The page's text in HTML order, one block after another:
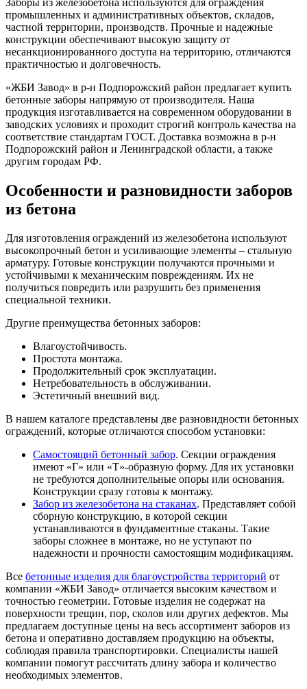
Заборы из железобетона используются для ограждения
промышленных и административных объектов, складов,
частной территории, производств. Прочные и надежные
конструкции обеспечивают высокую защиту от
несанкционированного доступа на территорию, отличаются
практичностью и долговечность.
«ЖБИ Завод» в р-н Подпорожский район предлагает купить
бетонные заборы напрямую от производителя. Наша
продукция изготавливается на современном оборудовании в
заводских условиях и проходит строгий контроль качества на
соответствие стандартам ГОСТ. Доставка возможна в р-н
Подпорожский район и Ленинградской области, а также
другим городам РФ.
Особенности и разновидности заборов
из бетона
Для изготовления ограждений из железобетона используют
высокопрочный бетон и усиливающие элементы – стальную
арматуру. Готовые конструкции получаются прочными и
устойчивыми к механическим повреждениям. Их не
получиться повредить или разрушить без применения
специальной техники.
Другие преимущества бетонных заборов:
Влагоустойчивость.
Простота монтажа.
Продолжительный срок эксплуатации.
Нетребовательность в обслуживании.
Эстетичный внешний вид.
В нашем каталоге представлены две разновидности бетонных
ограждений, которые отличаются способом установки:
Самостоящий бетонный забор. Секции ограждения
имеют «Г» или «Т»-образную форму. Для их установки
не требуются дополнительные опоры или основания.
Конструкции сразу готовы к монтажу.
Забор из железобетона на стаканах. Представляет собой
сборную конструкцию, в которой секции
устанавливаются в фундаментные стаканы. Такие
заборы сложнее в монтаже, но не уступают по
надежности и прочности самостоящим модификациям.
Все бетонные изделия для благоустройства территорий от
компании «ЖБИ Завод» отличается высоким качеством и
точностью геометрии. Готовые изделия не содержат на
поверхности трещин, пор, сколов или других дефектов. Мы
предлагаем доступные цены на весь ассортимент заборов из
бетона и оперативно доставляем продукцию на объекты,
соблюдая правила транспортировки. Специалисты нашей
компании помогут рассчитать длину забора и количество
необходимых элементов.